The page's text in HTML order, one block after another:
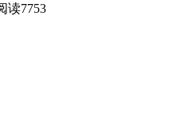
读7753